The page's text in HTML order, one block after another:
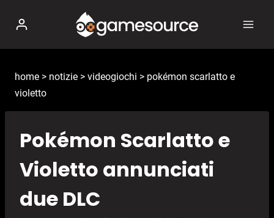
contenuto
home > notizie > videogiochi > pokémon scarlatto e
violetto
Pokémon Scarlatto e
Violetto annunciati
due DLC